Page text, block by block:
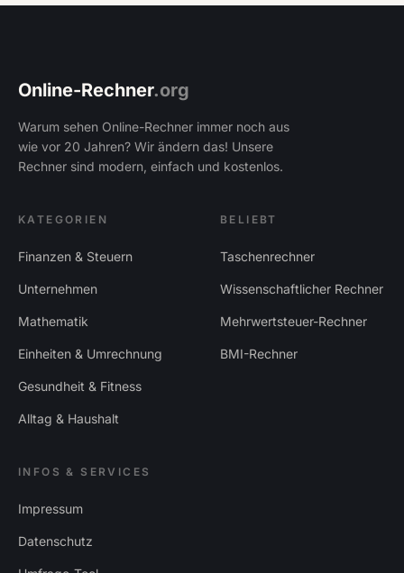
Online-Rechner.org
Warum sehen Online-Rechner immer noch aus
wie vor 20 Jahren? Wir ändern das! Unsere
Rechner sind modern, einfach und kostenlos.
KATEGORIEN
Finanzen & Steuern
Unternehmen
Mathematik
Einheiten & Umrechnung
Gesundheit & Fitness
Alltag & Haushalt
BELIEBT
Taschenrechner
Wissenschaftlicher Rechner
Mehrwertsteuer-Rechner
BMI-Rechner
INFOS & SERVICES
Impressum
Datenschutz